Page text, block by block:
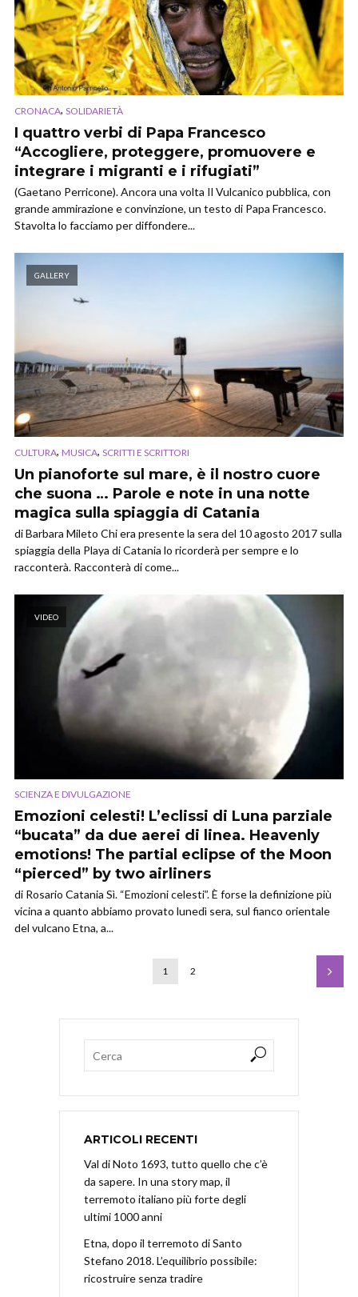
CRONACA, SOLIDARIETÀ
I quattro verbi di Papa Francesco
“Accogliere, proteggere, promuovere e
integrare i migranti e i rifugiati”
(Gaetano Perricone). Ancora una volta Il Vulcanico pubblica, con
grande ammirazione e convinzione, un testo di Papa Francesco.
Stavolta lo facciamo per diffondere...
GALLERY
CULTURA, MUSICA, SCRITTI E SCRITTORI
Un pianoforte sul mare, è il nostro cuore
che suona … Parole e note in una notte
magica sulla spiaggia di Catania
di Barbara Mileto Chi era presente la sera del 10 agosto 2017 sulla
spiaggia della Playa di Catania lo ricorderà per sempre e lo
racconterà. Racconterà di come...
VIDEO
SCIENZA E DIVULGAZIONE
Emozioni celesti! L’eclissi di Luna parziale
“bucata” da due aerei di linea. Heavenly
emotions! The partial eclipse of the Moon
“pierced” by two airliners
di Rosario Catania Sì. “Emozioni celesti”. È forse la definizione più
vicina a quanto abbiamo provato lunedì sera, sul fianco orientale
del vulcano Etna, a...
1 2
ARTICOLI RECENTI
Val di Noto 1693, tutto quello che c’è
da sapere. In una story map, il
terremoto italiano più forte degli
ultimi 1000 anni
Etna, dopo il terremoto di Santo
Stefano 2018. L’equilibrio possibile:
ricostruire senza tradire